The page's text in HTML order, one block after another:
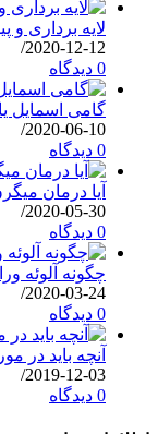
لایه برداری
2020-12-12
/
0 دیدگاه
گامی اسمایل
2020-06-10
/
0 دیدگاه
آیا درمان
2020-05-30
/
0 دیدگاه
چگونه آلوئه
2020-03-24
/
0 دیدگاه
آنچه باید در
2019-12-03
/
0 دیدگاه